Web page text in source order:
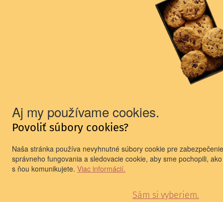
Aj my používame cookies.
Povoliť súbory cookies?
Naša stránka používa nevyhnutné súbory cookie pre zabezpečenie
správneho fungovania a sledovacie cookie, aby sme pochopili, ako
s ňou komunikujete. Viac informácií.
Sám si vyberiem.
Prihlasujem sa na odber newslettera a oboznámil som
PRIHLÁSIŤ SA